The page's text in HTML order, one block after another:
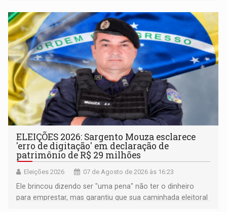
ELEIÇÕES 2026: Sargento Mouza esclarece
'erro de digitação' em declaração de
patrimônio de R$ 29 milhões
Eleições 2026 07 de Agosto de 2026 às 16:23
Ele brincou dizendo ser "uma pena" não ter o dinheiro
para emprestar, mas garantiu que sua caminhada eleitoral